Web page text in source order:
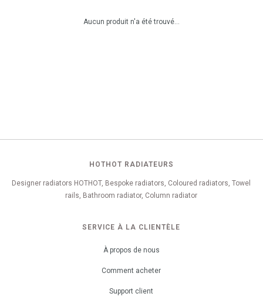
Aucun produit n'a été trouvé...
HOTHOT RADIATEURS
Designer radiators HOTHOT, Bespoke radiators, Coloured radiators, Towel
rails, Bathroom radiator, Column radiator
SERVICE À LA CLIENTÈLE
À propos de nous
Comment acheter
Support client